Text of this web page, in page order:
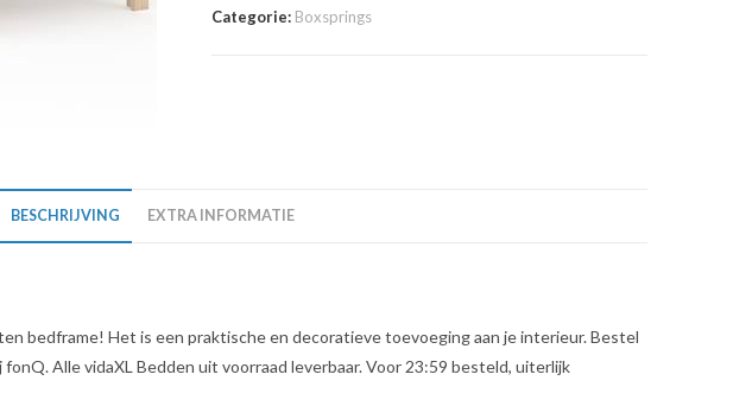
Categorie: Boxsprings
BESCHRIJVING EXTRA INFORMATIE
bedframe! Het is een praktische en decoratieve toevoeging aan je interieur. Bestel
Alle vidaXL Bedden uit voorraad leverbaar. Voor 23:59 besteld, uiterlijk